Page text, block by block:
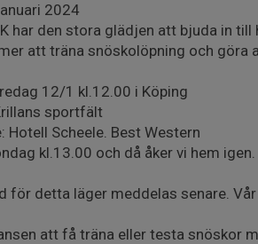
2024
har den stora glädjen att bjuda in
att träna snöskolöpning och göra
12/1 kl.12.00 i Köping
sportfält
Hotell Scheele. Best Western
kl.13.00 och då åker vi hem igen.
för detta läger meddelas senare.
att få träna eller testa snöskor